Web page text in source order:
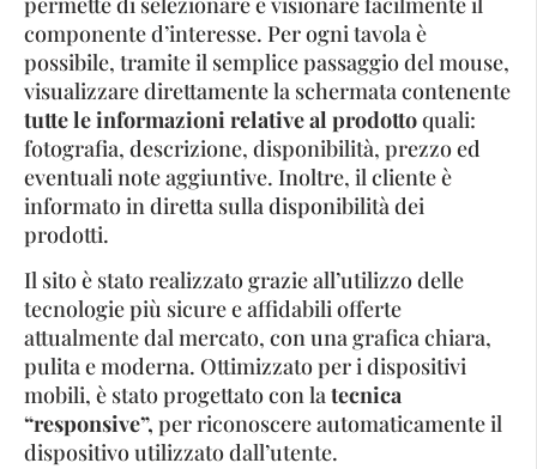
componente d’interesse. Per ogni tavola è
possibile, tramite il semplice passaggio del mouse,
visualizzare direttamente la schermata contenente
tutte le informazioni relative al prodottoquali:
fotografia, descrizione, disponibilità, prezzo ed
eventuali note aggiuntive. Inoltre, il cliente è
informato in diretta sulla disponibilità dei
prodotti.
Il sito è stato realizzato grazie all’utilizzo delle
tecnologie più sicure e affidabili offerte
attualmente dal mercato, con una grafica chiara,
pulita e moderna. Ottimizzato per i dispositivi
mobili, è stato progettato con latecnica
“responsive”, per riconoscere automaticamente il
dispositivo utilizzato dall’utente.